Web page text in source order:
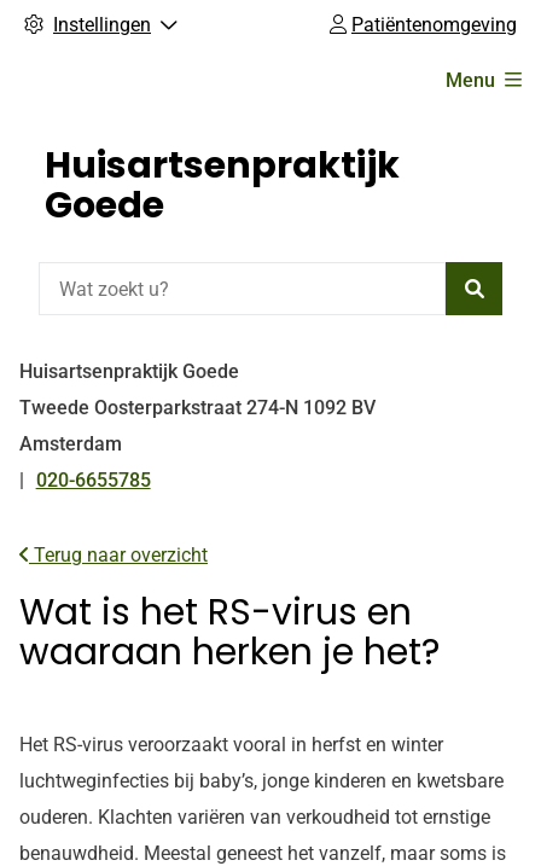
Instellingen Patiëntenomgeving
Menu
Huisartsenpraktijk
Goede
Huisartsenpraktijk Goede
Tweede Oosterparkstraat 274-N 1092 BV
Amsterdam
Tel:
020-6655785
Terug naar overzicht
Wat is het RS-virus en
waaraan herken je het?
Het RS-virus veroorzaakt vooral in herfst en winter
luchtweginfecties bij baby’s, jonge kinderen en kwetsbare
ouderen. Klachten variëren van verkoudheid tot ernstige
benauwdheid. Meestal geneest het vanzelf, maar soms is